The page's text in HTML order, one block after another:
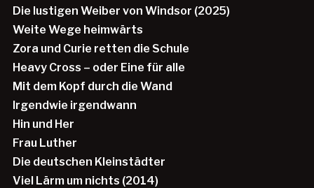
Die lustigen Weiber von Windsor (2025)
Weite Wege heimwärts
Zora und Curie retten die Schule
Heavy Cross – oder Eine für alle
Mit dem Kopf durch die Wand
Irgendwie irgendwann
Hin und Her
Frau Luther
Die deutschen Kleinstädter
Viel Lärm um nichts (2014)